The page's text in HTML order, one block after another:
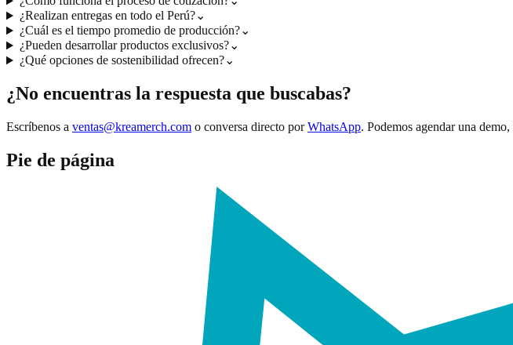
¿Realizan entregas en todo el Perú?⌄
¿Cuál es el tiempo promedio de producción?⌄
¿Pueden desarrollar productos exclusivos?⌄
¿Qué opciones de sostenibilidad ofrecen?⌄
¿No encuentras la respuesta que buscabas?
Escríbenos a ventas@kreamerch.com o conversa directo por WhatsApp. Podemos agendar una
Pie de página